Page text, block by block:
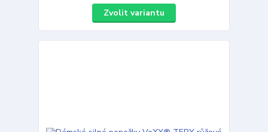
Zvolit variantu